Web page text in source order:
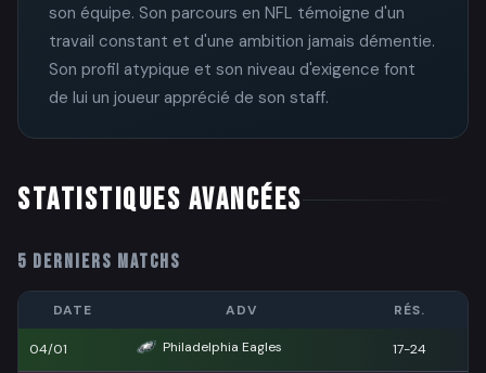
son équipe. Son parcours en NFL témoigne d'un
travail constant et d'une ambition jamais démentie.
Son profil atypique et son niveau d'exigence font
de lui un joueur apprécié de son staff.
STATISTIQUES AVANCÉES
5 DERNIERS MATCHS
DATE ADV RÉS.
04/01 Philadelphia Eagles 17-24